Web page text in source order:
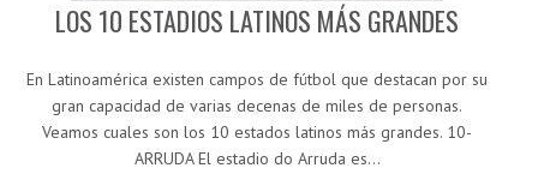
LOS 10 ESTADIOS LATINOS MÁS GRANDES
En Latinoamérica existen campos de fútbol que destacan por su
gran capacidad de varias decenas de miles de personas.
Veamos cuales son los 10 estados latinos más grandes. 10-
ARRUDA El estadio do Arruda es…